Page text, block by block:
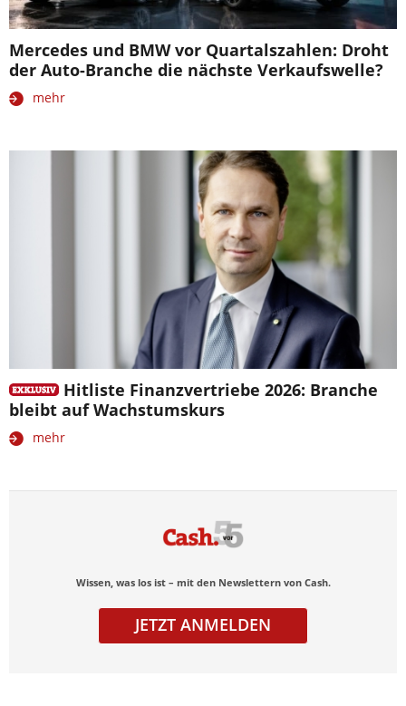
Mercedes und BMW vor Quartalszahlen: Droht
der Auto-Branche die nächste Verkaufswelle?
mehr
Hitliste Finanzvertriebe 2026: Branche
bleibt auf Wachstumskurs
mehr
Wissen, was los ist – mit den Newslettern von Cash.
JETZT ANMELDEN